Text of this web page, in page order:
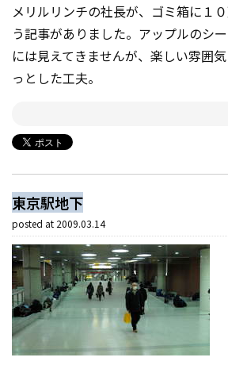
メリルリンチの社長が、ゴミ箱に１
う記事がありました。アップルのシ
には見えてきませんが、楽しい雰囲
っとした工夫。
東京駅地下
posted at 2009.03.14